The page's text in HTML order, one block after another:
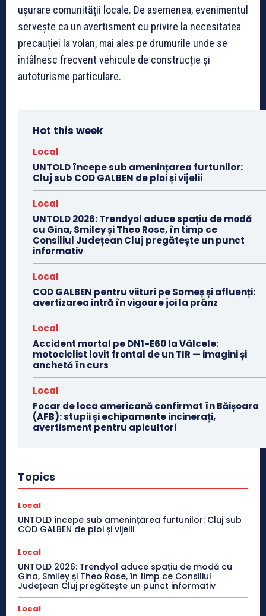
ușurare comunității locale. De asemenea, evenimentul
servește ca un avertisment cu privire la necesitatea
precauției la volan, mai ales pe drumurile unde se
întâlnesc frecvent vehicule de construcție și
autoturisme particulare.
Hot this week
Local
UNTOLD începe sub amenințarea furtunilor:
Cluj sub COD GALBEN de ploi și vijelii
Local
UNTOLD 2026: Trendyol aduce spațiu de modă
cu Gina, Smiley și Theo Rose, în timp ce
Consiliul Județean Cluj pregătește un punct
informativ
Local
COD GALBEN pentru viituri pe Someș și afluenți:
avertizarea intră în vigoare joi la prânz
Local
Accident mortal pe DN1-E60 la Vâlcele:
motociclist lovit frontal de un TIR — imagini și
anchetă în curs
Local
Focar de loca americană confirmat în Băișoara
(AFB): stupii și echipamente incinerați,
avertisment pentru apicultori
Topics
Local
UNTOLD începe sub amenințarea furtunilor: Cluj sub
COD GALBEN de ploi și vijelii
Local
UNTOLD 2026: Trendyol aduce spațiu de modă cu
Gina, Smiley și Theo Rose, în timp ce Consiliul
Județean Cluj pregătește un punct informativ
Local